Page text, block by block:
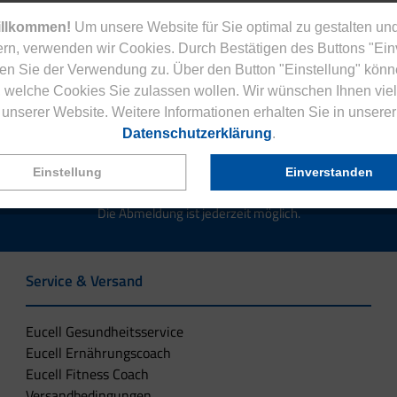
Um unsere Website für Sie optimal zu gestalten
verwenden wir Cookies. Durch Bestätigen des Buttons
Sie der Verwendung zu. Über den Button "Einstellung"
welche Cookies Sie zulassen wollen. Wir wünschen Ihnen
unserer Website. Weitere Informationen erhalten Sie in unserer
Datenschutzerklärung.
Einstellung Einverstanden
Jetzt zum Newsletter anmelden.
Eucell Gesundheitsmagazin und verpassen Sie keine
Die Abmeldung ist jederzeit möglich.
Service & Versand
Eucell Gesundheitsservice
Eucell Ernährungscoach
Eucell Fitness Coach